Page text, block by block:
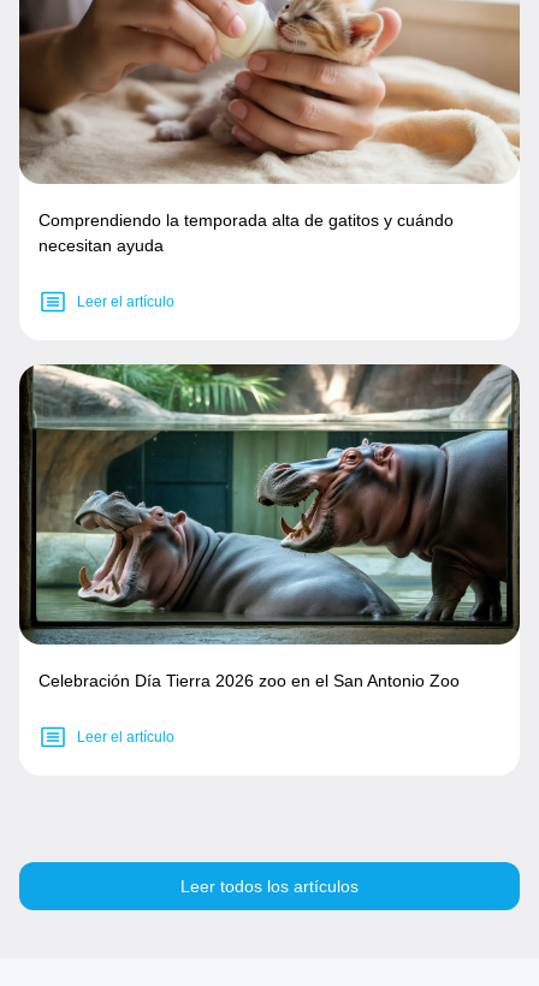
Comprendiendo la temporada alta de gatitos y cuándo
necesitan ayuda
Leer el artículo
Celebración Día Tierra 2026 zoo en el San Antonio Zoo
Leer el artículo
Leer todos los artículos